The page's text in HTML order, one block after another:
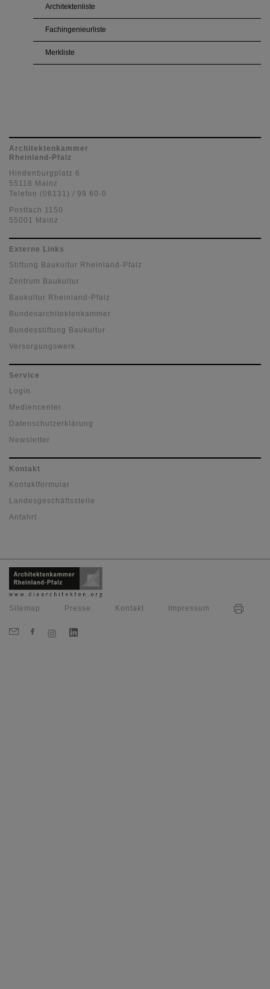
Architektenliste
Fachingenieurliste
Merkliste
Architektenkammer
Rheinland-Pfalz
Hindenburgplatz 6
55118 Mainz
Telefon (06131) / 99 60-0
Postfach 1150
55001 Mainz
Externe Links
Stiftung Baukultur Rheinland-Pfalz
Zentrum Baukultur
Baukultur Rheinland-Pfalz
Bundesarchitektenkammer
Bundesstiftung Baukultur
Versorgungswerk
Service
Login
Mediencenter
Datenschutzerklärung
Newsletter
Kontakt
Kontaktformular
Landesgeschäftsstelle
Anfahrt
Sitemap Presse Kontakt Impressum